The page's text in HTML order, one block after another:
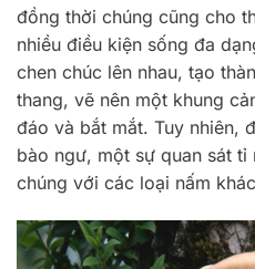
đồng thời chúng cũng cho
nhiều điều kiện sống đa
chen chúc lên nhau, tạo
thang, vẽ nên một khung
đáo và bắt mắt. Tuy nhiên,
bào ngư, một sự quan sát
chúng với các loại nấm